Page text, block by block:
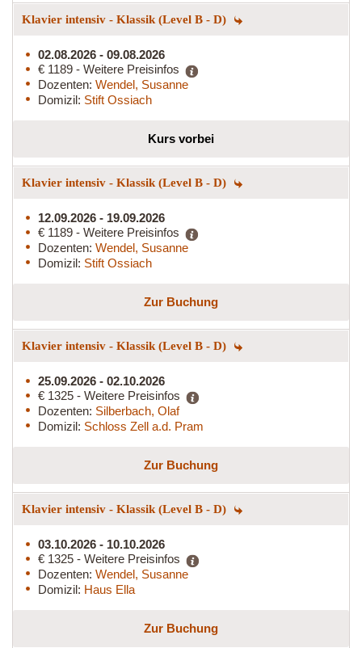
Klavier intensiv - Klassik (Level B - D)
02.08.2026 - 09.08.2026
€ 1189 - Weitere Preisinfos
Dozenten: Wendel, Susanne
Domizil: Stift Ossiach
Kurs vorbei
Klavier intensiv - Klassik (Level B - D)
12.09.2026 - 19.09.2026
€ 1189 - Weitere Preisinfos
Dozenten: Wendel, Susanne
Domizil: Stift Ossiach
Zur Buchung
Klavier intensiv - Klassik (Level B - D)
25.09.2026 - 02.10.2026
€ 1325 - Weitere Preisinfos
Dozenten: Silberbach, Olaf
Domizil: Schloss Zell a.d. Pram
Zur Buchung
Klavier intensiv - Klassik (Level B - D)
03.10.2026 - 10.10.2026
€ 1325 - Weitere Preisinfos
Dozenten: Wendel, Susanne
Domizil: Haus Ella
Zur Buchung